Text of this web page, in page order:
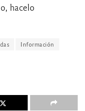
hacelo
Información